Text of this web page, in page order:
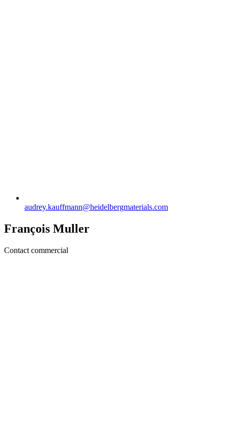
audrey.kauffmann​@heidelbergmaterials.com
François Muller
Contact commercial